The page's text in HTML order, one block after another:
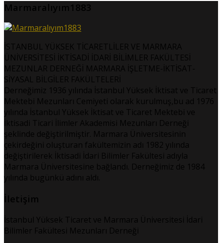
Marmaralıyım1883
İSTANBUL YÜKSEK TİCARETLİLER VE MARMARA
ÜNİVERSİTESİ İKTİSADİ İDARİ BİLİMLER FAKÜLTESİ
MEZUNLAR DERNEĞİ MARMARA İŞLETME-İKTİSAT-
SİYASAL BİLGİLER FAKÜLTELERİ
Derneğimiz 1936 yılında İstanbul Yüksek İktisat ve Ticaret
Mektebi Mezunları Cemiyeti olarak kurulmuş,bu ad 1976
yılında İstanbul Yüksek İktisat ve Ticaret Mektebi ve
İktisadi Ticari İlimler Akademisi Mezunları Derneği
şeklinde değiştirilmiştir. Marmara Üniversitesinin
çekirdeğini oluşturan fakültemizin adı 1982 yılında
değiştirilerek İktisadi İdari Bilimler Fakültesi adıyla
Marmara Üniversitesine bağlandı. Derneğimiz de 1984
yılında bugünkü adını aldı.
İletişim
İstanbul Yüksek Ticaret ve Marmara Üniversitesi İdari
Bilimler Fakültesi Mezunları Derneği